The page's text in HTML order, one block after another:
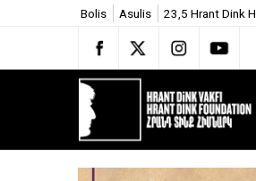
Bolis Asulis 23,5 Hrant Dink